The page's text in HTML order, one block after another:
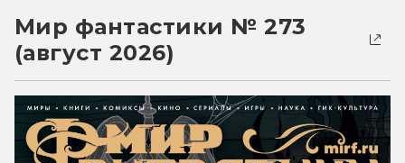
Мир фантастики № 273
(август 2026)